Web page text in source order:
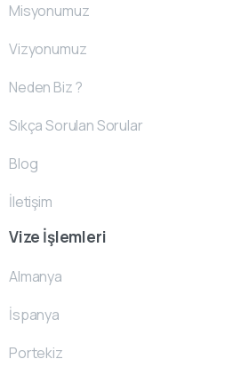
Misyonumuz
Vizyonumuz
Neden Biz ?
Sıkça Sorulan Sorular
Blog
İletişim
Vize İşlemleri
Almanya
İspanya
Portekiz